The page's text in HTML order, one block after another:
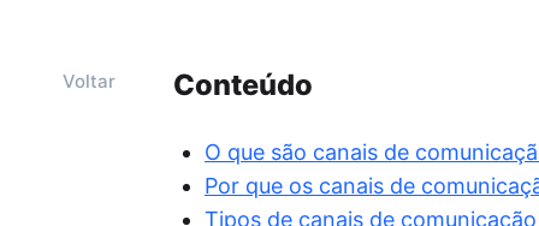
Voltar Conteúdo
O que são canais de
Por que os canais de
Tipos de canais de